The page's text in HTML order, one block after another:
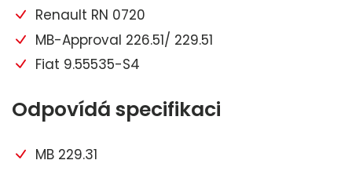
Renault RN 0720
MB-Approval 226.51/ 229.51
Fiat 9.55535-S4
Odpovídá specifikaci
MB 229.31